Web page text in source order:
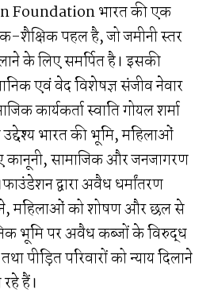
Foundation भारत की एक
शैक्षिक पहल है, जो जमीनी स्तर
के लिए समर्पित है। इसकी
एवं वेद विशेषज्ञ संजीव नेवार
कार्यकर्ता स्वाति गोयल शर्मा
उद्देश्य भारत की भूमि, महिलाओं
कानूनी, सामाजिक और जनजागरण
द्वारा अवैध धर्मांतरण
महिलाओं को शोषण और छल से
भूमि पर अवैध कब्जों के विरुद्ध
पीड़ित परिवारों को न्याय दिलाने
हैं।